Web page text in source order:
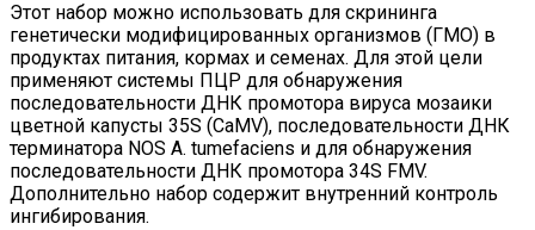
Этот набор можно использовать для скрининга
генетически модифицированных организмов (ГМО) в
продуктах питания, кормах и семенах. Для этой цели
применяют системы ПЦР для обнаружения
последовательности ДНК промотора вируса мозаики
цветной капусты 35S (CaMV), последовательности ДНК
терминатора NOS A. tumefaciens и для обнаружения
последовательности ДНК промотора 34S FMV.
Дополнительно набор содержит внутренний контроль
ингибирования.